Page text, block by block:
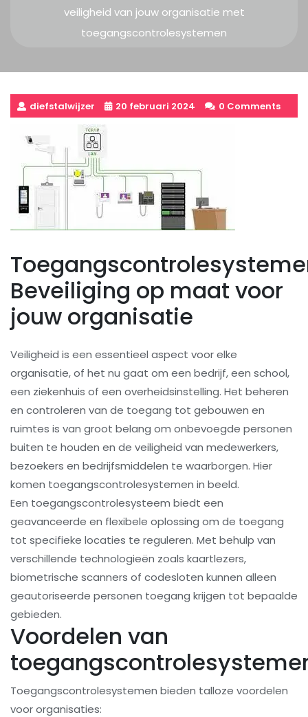
veiligheid van jouw organisatie met
toegangscontrolesystemen
diefstalwijzer 20 februari 2024 0 Comments
Beveiliging op maat voor
jouw organisatie
Veiligheid is een essentieel aspect voor elke
organisatie, of het nu gaat om een bedrijf, een school,
een ziekenhuis of een overheidsinstelling. Het beheren
en controleren van de toegang tot gebouwen en
ruimtes is van groot belang om onbevoegde personen
buiten te houden en de veiligheid van medewerkers,
bezoekers en bedrijfsmiddelen te waarborgen. Hier
komen toegangscontrolesystemen in beeld.
Een toegangscontrolesysteem biedt een
geavanceerde en flexibele oplossing om de toegang
tot specifieke locaties te reguleren. Met behulp van
verschillende technologieën zoals kaartlezers,
biometrische scanners of codesloten kunnen alleen
geautoriseerde personen toegang krijgen tot bepaalde
gebieden.
Voordelen van
Toegangscontrolesystemen bieden talloze voordelen
voor organisaties: